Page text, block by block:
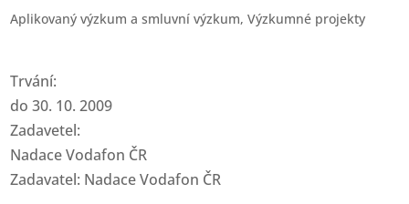
Aplikovaný výzkum a smluvní výzkum,Výzkumné projekty
Trvání:
do 30. 10. 2009
Zadavetel:
Nadace Vodafon ČR
Zadavatel: Nadace Vodafon ČR